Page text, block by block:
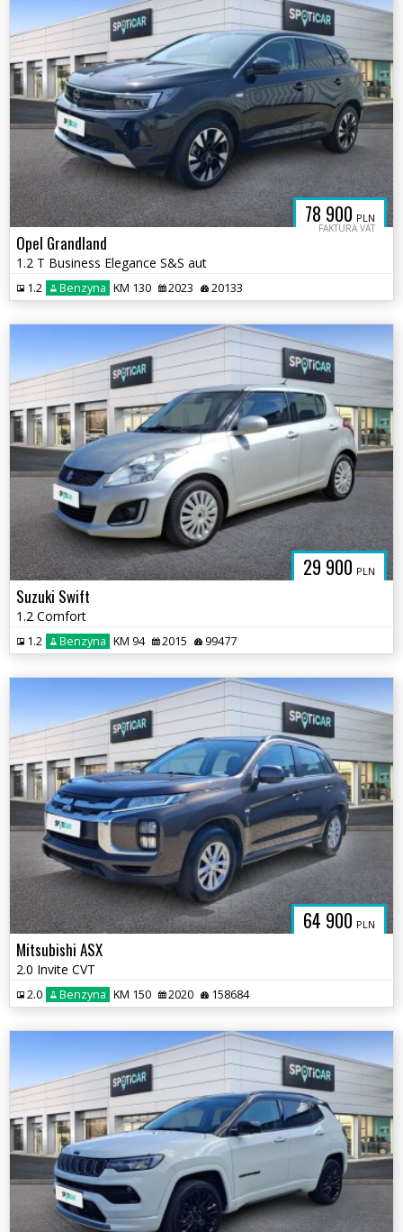
78 900 PLN
FAKTURA VAT
Opel Grandland
1.2 T Business Elegance S&S aut
1.2 Benzyna KM 130 2023 20133
29 900 PLN
Suzuki Swift
1.2 Comfort
1.2 Benzyna KM 94 2015 99477
64 900 PLN
Mitsubishi ASX
2.0 Invite CVT
2.0 Benzyna KM 150 2020 158684